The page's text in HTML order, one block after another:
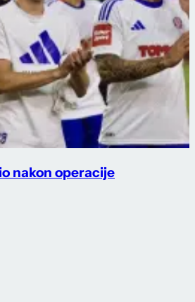
nakon operacije